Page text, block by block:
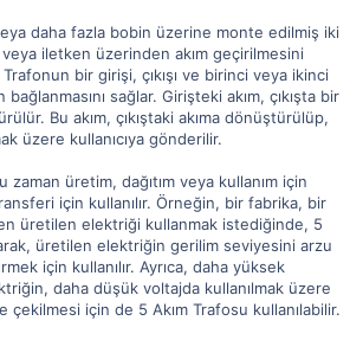
daha fazla bobin üzerine monte edilmiş iki
iletken üzerinden akım geçirilmesini
bir girişi, çıkışı ve birinci veya ikinci
sağlar. Girişteki akım, çıkışta bir
Bu akım, çıkıştaki akıma dönüştürülüp,
üzere kullanıcıya gönderilir.
zaman üretim, dağıtım veya kullanım için
için kullanılır. Örneğin, bir fabrika, bir
üretilen elektriği kullanmak istediğinde, 5
üretilen elektriğin gerilim seviyesini arzu
için kullanılır. Ayrıca, daha yüksek
daha düşük voltajda kullanılmak üzere
çekilmesi için de 5 Akım Trafosu kullanılabilir.